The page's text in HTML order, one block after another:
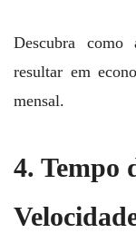
Descubra como
resultar em
mensal.
4. Tempo